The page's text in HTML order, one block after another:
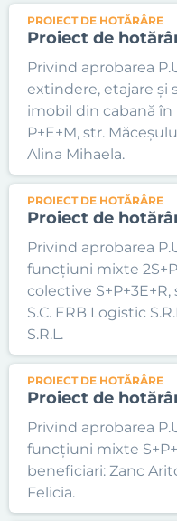
PROIECT DE HOTĂRÂRE
Proiect de
Privind aprobarea
extindere, etajare și
imobil din cabană
P+E+M, str.
Alina Mihaela.
PROIECT DE HOTĂRÂRE
Proiect de
Privind aprobarea
funcțiuni mixte
colective
S.C. ERB Logistic
S.R.L.
PROIECT DE HOTĂRÂRE
Proiect de
Privind aprobarea
funcțiuni mixte
beneficiari: Zanc
Felicia.